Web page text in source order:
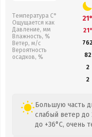
Температура С°
Ощущается как
Давление, мм
Влажность, %
Ветер, м/с
Вероятность
осадков, %
21°
21°
762
82
2
2
Большую часть
слабый ветер до
до +36°C, очень